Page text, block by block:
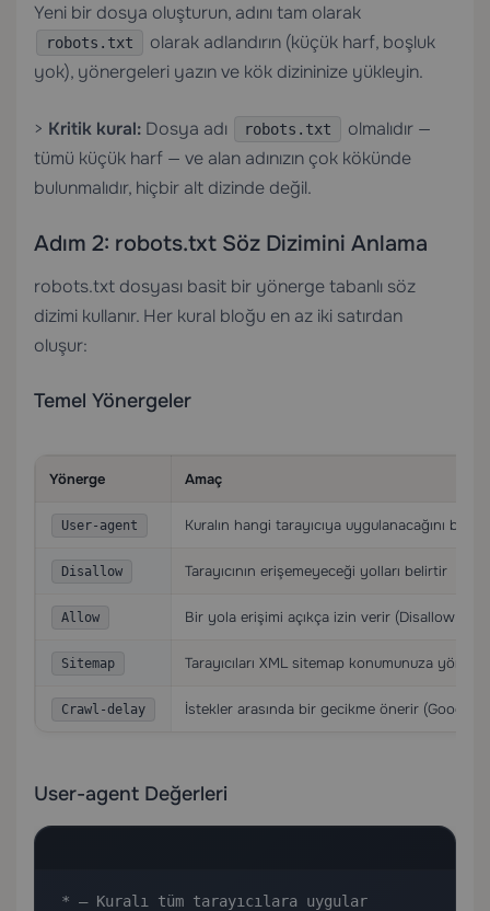
Yeni bir dosya oluşturun, adını tam olarak
robots.txt
olarak adlandırın (küçük harf, boşluk
yok), yönergeleri yazın ve kök dizininize yükleyin.
> Kritik kural: Dosya adı robots.txt
olmalıdır —
tümü küçük harf — ve alan adınızın çok kökünde
bulunmalıdır, hiçbir alt dizinde değil.
Adım 2: robots.txt Söz Dizimini Anlama
robots.txt dosyası basit bir yönerge tabanlı söz
dizimi kullanır. Her kural bloğu en az iki satırdan
oluşur:
Temel Yönergeler
Yönerge Amaç
User-agent Kuralın hangi tarayıcıya uygulanacağını
Disallow Tarayıcının erişemeyeceği yolları belirtir
Allow Bir yola erişimi açıkça izin verir (Disallow’u
Sitemap Tarayıcıları XML sitemap konumunuza
Crawl-delay İstekler arasında bir gecikme önerir
User-agent Değerleri
* — Kuralı tüm tarayıcılara uygular